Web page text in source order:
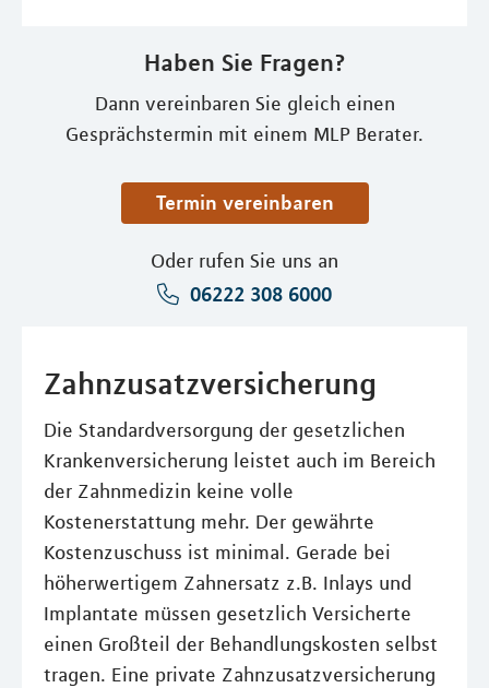
Haben Sie Fragen?
Dann vereinbaren Sie gleich einen
Gesprächstermin mit einem MLP Berater.
Termin vereinbaren
Oder rufen Sie uns an
06222 308 6000
Zahnzusatzversicherung
Die Standardversorgung der gesetzlichen
Krankenversicherung leistet auch im Bereich
der Zahnmedizin keine volle
Kostenerstattung mehr. Der gewährte
Kostenzuschuss ist minimal. Gerade bei
höherwertigem Zahnersatz z.B. Inlays und
Implantate müssen gesetzlich Versicherte
einen Großteil der Behandlungskosten selbst
tragen. Eine private Zahnzusatzversicherung